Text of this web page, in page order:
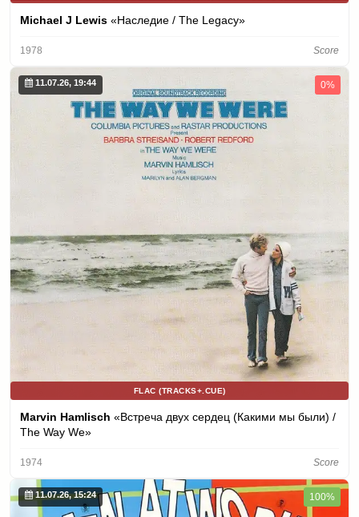
Michael J Lewis «Наследие / The Legacy»
1978 Score
11.07.26, 19:44 0%
FLAC (TRACKS+.CUE)
Marvin Hamlisch «Встреча двух сердец (Какими мы были) /
The Way We»
1974 Score
11.07.26, 15:24 100%